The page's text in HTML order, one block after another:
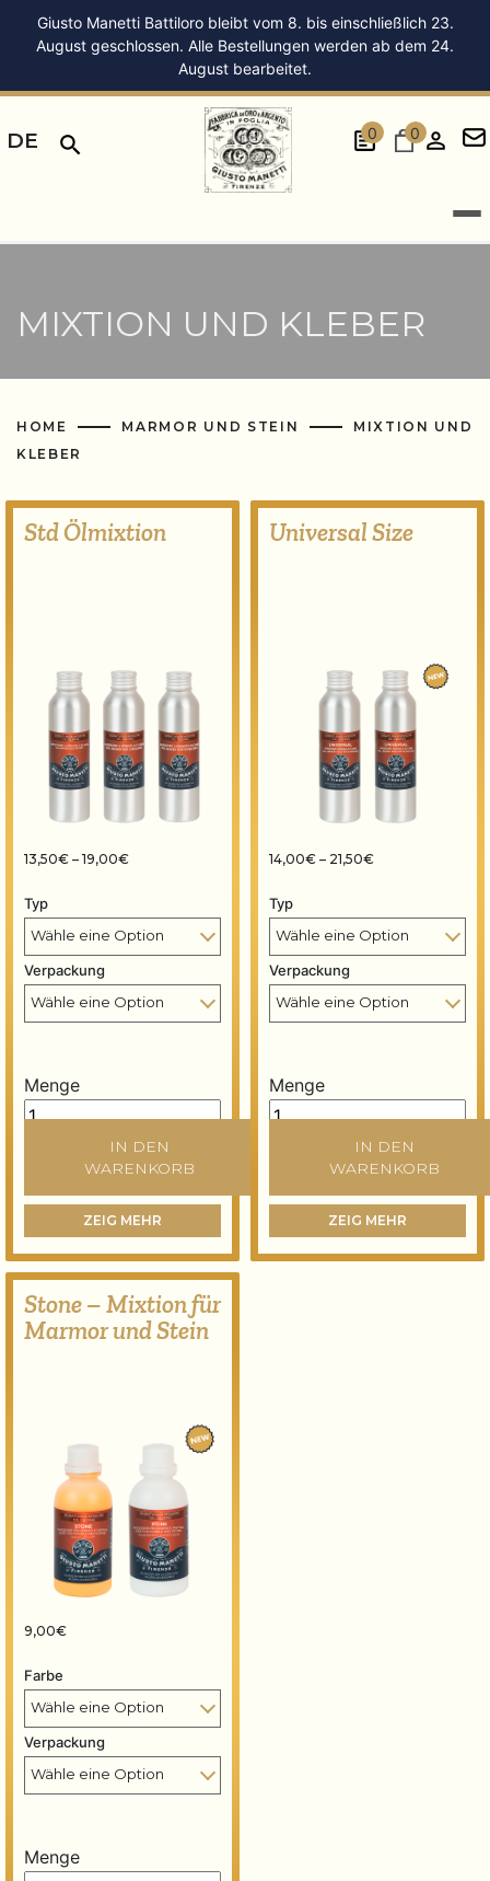
Giusto Manetti Battiloro bleibt vom 8. bis einschließlich 23.
August geschlossen. Alle Bestellungen werden ab dem 24.
August bearbeitet.
DE 0 0
MIXTION UND KLEBER
HOME MARMOR UND STEIN
MIXTION UND
KLEBER
Std Ölmixtion
13,50€ – 19,00€Preisspanne: 13,50€ bis 19,00€
Typ
Verpackung
Menge
Std Ölmixtion quantity
IN DEN
WARENKORB
ZEIG MEHR
Universal Size
14,00€ – 21,50€Preisspanne:
Typ
Verpackung
Menge
Universal Size quantity
IN DEN
WARENKORB
ZEIG MEHR
Stone – Mixtion für
Marmor und Stein
9,00€
Farbe
Verpackung
Menge